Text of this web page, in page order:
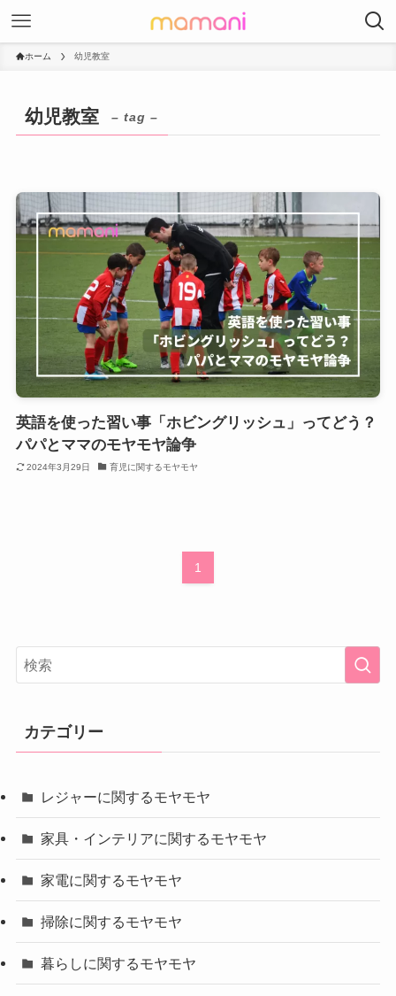
ホーム 幼児教室
幼児教室 – tag –
英語を使った習い事「ホビングリッシュ」ってどう？
パパとママのモヤモヤ論争
2024年3月29日 育児に関するモヤモヤ
1
カテゴリー
レジャーに関するモヤモヤ
家具・インテリアに関するモヤモヤ
家電に関するモヤモヤ
掃除に関するモヤモヤ
暮らしに関するモヤモヤ